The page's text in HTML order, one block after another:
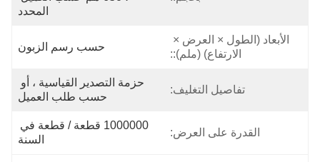
المحدد
الأبعاد (الطول × العرض ×
الارتفاع) (ملم)::
حسب رسم الزبون
تفاصيل التغليف:
حسب طلب العميل
القدرة على العرض:
السنة